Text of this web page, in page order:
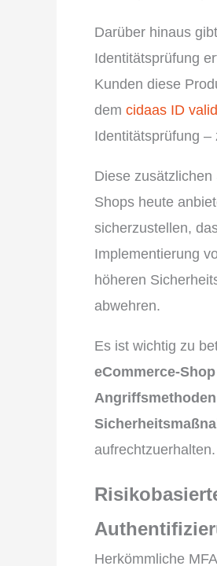
Darüber hinaus
Identitätsprüfung
Kunden diese
demcidaas ID
Identitätsprüfung
Diese
Shops heute
sicherzustellen,
Implementierung
höheren
abwehren.
Es ist wichtig zu
eCommerce-
aufrechtzuerhalten.
Herkömmliche